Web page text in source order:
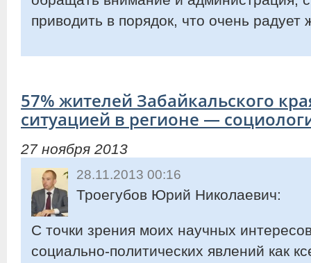
приводить в порядок, что очень радует
57% жителей Забайкальского
ситуацией в регионе —
27 ноября 2013
28.11.2013 00:16
Троегубов Юрий Николаевич:
С точки зрения моих научных
социально-политических явлений как